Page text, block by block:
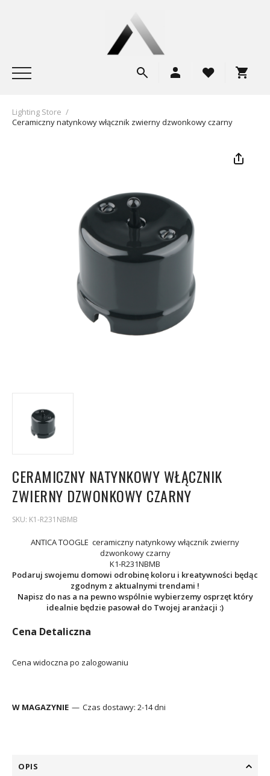
Lighting Store /
Ceramiczny natynkowy włącznik zwierny dzwonkowy czarny
CERAMICZNY NATYNKOWY WŁĄCZNIK
ZWIERNY DZWONKOWY CZARNY
SKU: K1-R231NBMB
ANTICA TOOGLE ceramicznynatynkowy włącznik zwierny
dzwonkowy czarny
K1-R231NBMB
Podaruj swojemu domowi odrobinę koloru i kreatywności będąc
zgodnym z aktualnymi trendami !
Napisz do nas a na pewno wspólnie wybierzemy osprzęt który
idealnie będzie pasował do Twojej aranżacji :)
Cena Detaliczna
Cena widoczna po zalogowaniu
W MAGAZYNIE Czas dostawy: 2-14 dni
OPIS